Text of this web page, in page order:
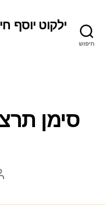
חיפוש
ילקוט יוסף
סימן